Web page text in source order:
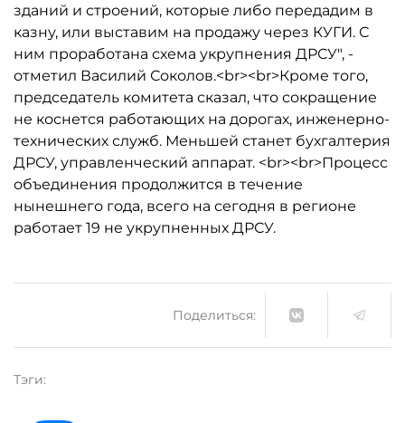
зданий и строений, которые либо передадим в
казну, или выставим на продажу через КУГИ. С
ним проработана схема укрупнения ДРСУ", -
отметил Василий Соколов.<br><br>Кроме того,
председатель комитета сказал, что сокращение
не коснется работающих на дорогах, инженерно-
технических служб. Меньшей станет бухгалтерия
ДРСУ, управленческий аппарат. <br><br>Процесс
объединения продолжится в течение
нынешнего года, всего на сегодня в регионе
работает 19 не укрупненных ДРСУ.
Поделиться:
Тэги: